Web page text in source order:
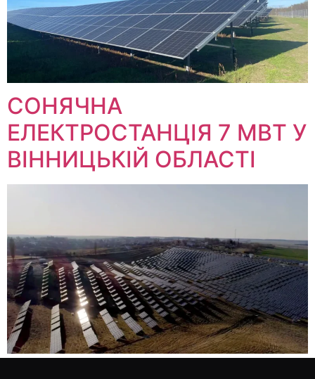
СОНЯЧНА
ЕЛЕКТРОСТАНЦІЯ 7 МВТ У
ВІННИЦЬКІЙ ОБЛАСТІ